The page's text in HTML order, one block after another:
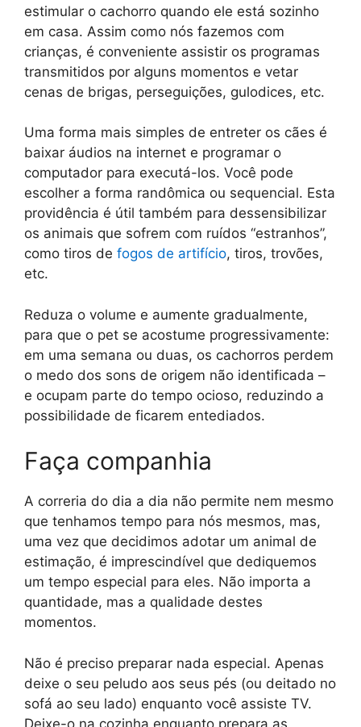
estimular o cachorro quando ele está sozinho
em casa. Assim como nós fazemos com
crianças, é conveniente assistir os programas
transmitidos por alguns momentos e vetar
cenas de brigas, perseguições, gulodices, etc.
Uma forma mais simples de entreter os cães é
baixar áudios na internet e programar o
computador para executá-los. Você pode
escolher a forma randômica ou sequencial. Esta
providência é útil também para dessensibilizar
os animais que sofrem com ruídos “estranhos”,
como tiros de fogos de artifício, tiros, trovões,
etc.
Reduza o volume e aumente gradualmente,
para que o pet se acostume progressivamente:
em uma semana ou duas, os cachorros perdem
o medo dos sons de origem não identificada –
e ocupam parte do tempo ocioso, reduzindo a
possibilidade de ficarem entediados.
Faça companhia
A correria do dia a dia não permite nem mesmo
que tenhamos tempo para nós mesmos, mas,
uma vez que decidimos adotar um animal de
estimação, é imprescindível que dediquemos
um tempo especial para eles. Não importa a
quantidade, mas a qualidade destes
momentos.
Não é preciso preparar nada especial. Apenas
deixe o seu peludo aos seus pés (ou deitado no
sofá ao seu lado) enquanto você assiste TV.
Deixe-o na cozinha enquanto prepara as